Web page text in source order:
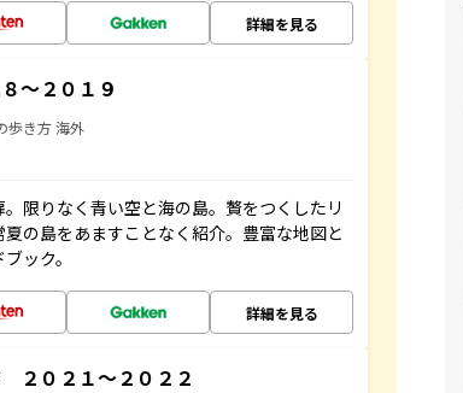
詳細を見る
～２０１９
歩き方 海外
限りなく青い空と海の島。贅をつくしたリ
の島をあますことなく紹介。豊富な地図と
ック。
詳細を見る
０２１～２０２２